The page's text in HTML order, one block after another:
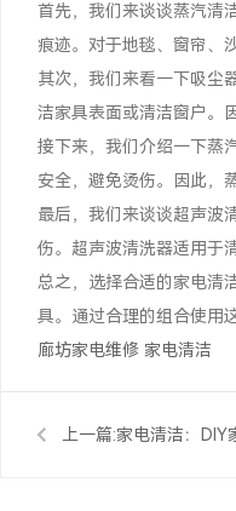
首先，我们来谈谈蒸汽清
痕迹。对于地毯、窗帘、
其次，我们来看一下吸尘
洁家具表面或清洁窗户。
接下来，我们介绍一下蒸
安全，避免烫伤。因此，
最后，我们来谈谈超声波
伤。超声波清洗器适用于
总之，选择合适的家电清
具。通过合理的组合使用
廊坊家电维修 家电清洁
上一篇:家电清洁：DIY